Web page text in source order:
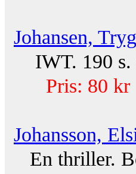
Johansen,
IWT. 190 s.
Pris: 80
Johansson,
En thriller.